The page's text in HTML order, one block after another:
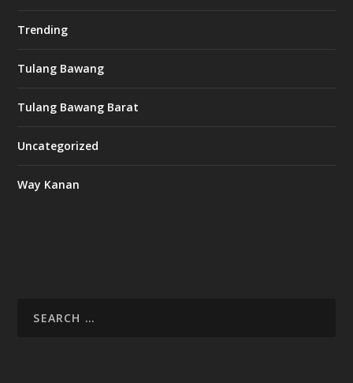
Trending
Tulang Bawang
Tulang Bawang Barat
Uncategorized
Way Kanan